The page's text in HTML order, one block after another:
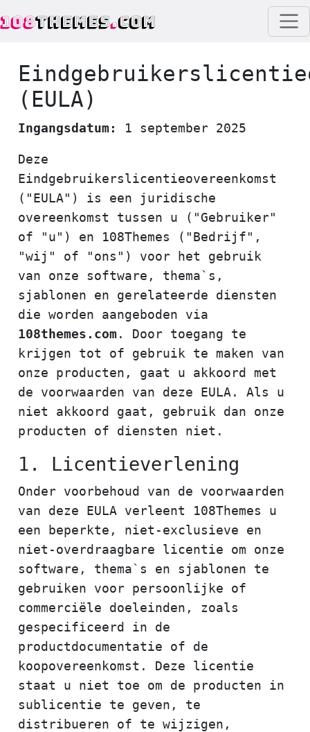
108THEMES.COM
(EULA)
Ingangsdatum: 1 september 2025
Deze
Eindgebruikerslicentieovereenkomst
("EULA") is een juridische
overeenkomst tussen u ("Gebruiker"
of "u") en 108Themes ("Bedrijf",
"wij" of "ons") voor het gebruik
van onze software, thema`s,
sjablonen en gerelateerde diensten
die worden aangeboden via
108themes.com . Door toegang te
krijgen tot of gebruik te maken van
onze producten, gaat u akkoord met
de voorwaarden van deze EULA. Als u
niet akkoord gaat, gebruik dan onze
producten of diensten niet.
1. Licentieverlening
Onder voorbehoud van de voorwaarden
van deze EULA verleent 108Themes u
een beperkte, niet-exclusieve en
niet-overdraagbare licentie om onze
software, thema`s en sjablonen te
gebruiken voor persoonlijke of
commerciële doeleinden, zoals
gespecificeerd in de
productdocumentatie of de
koopovereenkomst. Deze licentie
staat u niet toe om de producten in
sublicentie te geven, te
distribueren of te wijzigen,